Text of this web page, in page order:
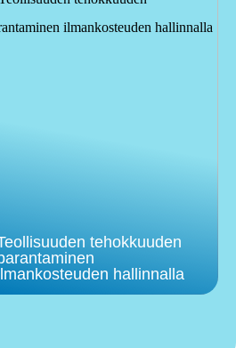
tehokkuuden
hallinnalla